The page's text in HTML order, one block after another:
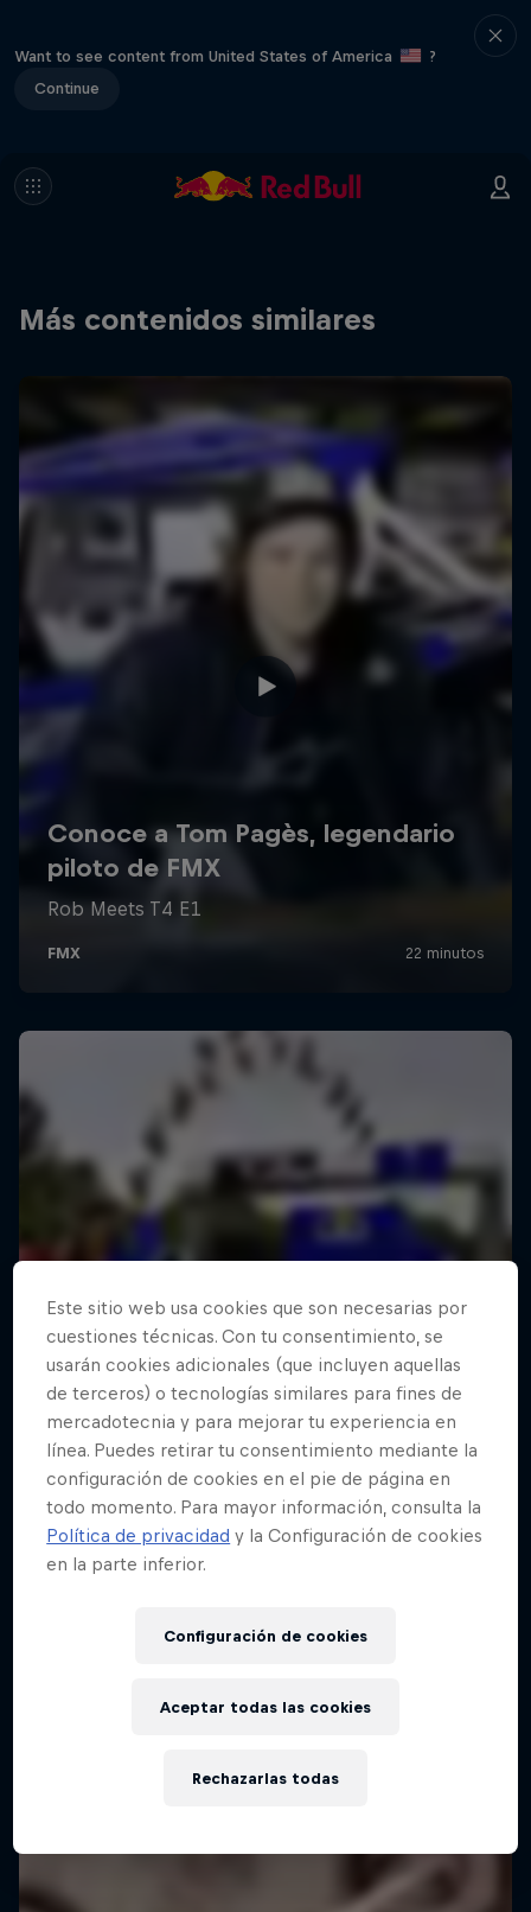
Want to see content from United States of America
?
Continue
Más contenidos similares
Este sitio web usa cookies que son necesarias por
cuestiones técnicas. Con tu consentimiento, se
usarán cookies adicionales (que incluyen aquellas
de terceros) o tecnologías similares para fines de
mercadotecnia y para mejorar tu experiencia en
línea. Puedes retirar tu consentimiento mediante la
configuración de cookies en el pie de página en
todo momento. Para mayor información, consulta la
Política de privacidad y la Configuración de cookies
en la parte inferior.
Configuración de cookies
Rechazarlas todas
Aceptar todas las cookies